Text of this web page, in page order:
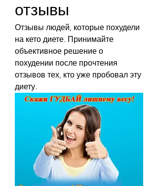
отзывы
Отзывы людей, которые похудели
на кето диете. Принимайте
объективное решение о
похудении после прочтения
отзывов тех, кто уже пробовал эту
диету.